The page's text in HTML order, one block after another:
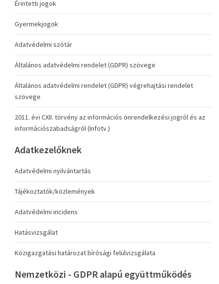
Érintetti jogok
Gyermekjogok
Adatvédelmi szótár
Általános adatvédelmi rendelet (GDPR) szövege
Általános adatvédelmi rendelet (GDPR) végrehajtási rendelet
szövege
2011. évi CXII. törvény az információs önrendelkezési jogról és az
információszabadságról (Infotv.)
Adatkezelőknek
Adatvédelmi nyilvántartás
Tájékoztatók/közlemények
Adatvédelmi incidens
Hatásvizsgálat
Közigazgatási határozat bírósági felülvizsgálata
Nemzetközi - GDPR alapú együttműködés